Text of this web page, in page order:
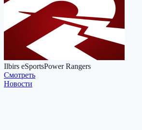
Ilbirs eSportsPower Rangers
Cмотреть
Новости